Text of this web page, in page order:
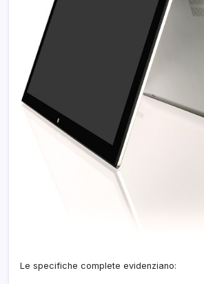
Le specifiche complete evidenziano: